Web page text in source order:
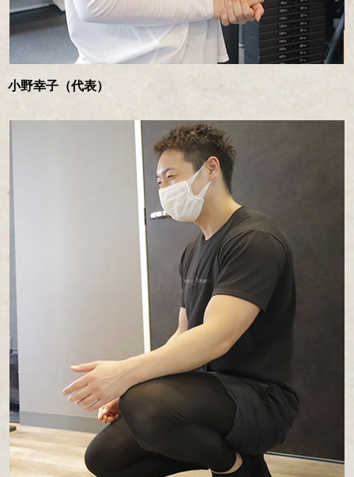
小野幸子（代表）